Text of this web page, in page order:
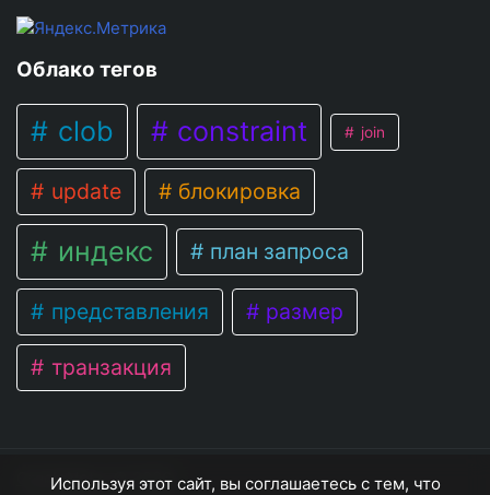
Облако тегов
clob constraint join
update блокировка
индекс план запроса
представления размер
транзакция
OracleNote © 2026
Используя этот сайт, вы соглашаетесь с тем, что